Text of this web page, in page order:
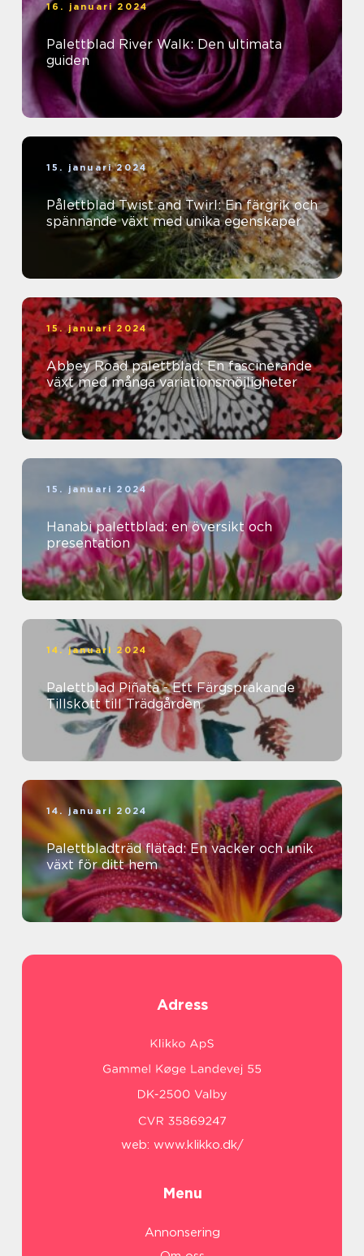
16. januari 2024
Palettblad River Walk: Den ultimata
guiden
15. januari 2024
Pålettblad Twist and Twirl: En färgrik och
spännande växt med unika egenskaper
15. januari 2024
Abbey Road palettblad: En fascinerande
växt med många variationsmöjligheter
15. januari 2024
Hanabi palettblad: en översikt och
presentation
14. januari 2024
Palettblad Piñata - Ett Färgsprakande
Tillskott till Trädgården
14. januari 2024
Palettbladträd flätad: En vacker och unik
växt för ditt hem
Adress
web: www.klikko.dk/
Menu
Annonsering